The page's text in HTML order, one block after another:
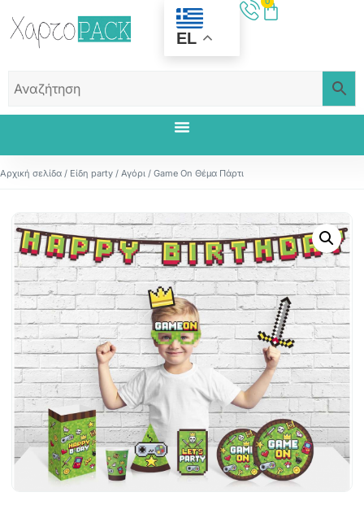
EL
Αρχική σελίδα / Είδη party / Αγόρι / Game On Θέμα Πάρτι